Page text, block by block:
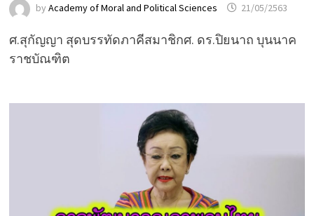
by Academy of Moral and Political Sciences 21/05/2563
ศ.สุกัญญา สุดบรรทัดภาคีสมาชิกศ. ดร.ปิยนาถ บุนนาค
ราชบัณฑิต